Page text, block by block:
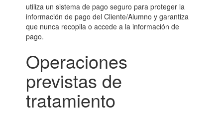
utiliza un sistema de pago seguro para proteger la
información de pago del Cliente/Alumno y garantiza
que nunca recopila o accede a la información de
pago.
Operaciones
previstas de
tratamiento